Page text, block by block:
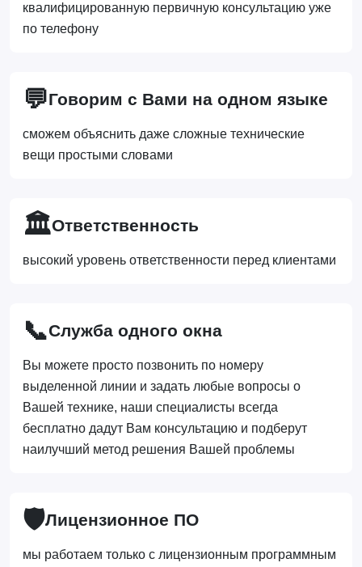
квалифицированную первичную консультацию уже
по телефону
💬Говорим с Вами на одном языке
сможем объяснить даже сложные технические
вещи простыми словами
🏛️Ответственность
высокий уровень ответственности перед клиентами
📞Служба одного окна
Вы можете просто позвонить по номеру
выделенной линии и задать любые вопросы о
Вашей технике, наши специалисты всегда
бесплатно дадут Вам консультацию и подберут
наилучший метод решения Вашей проблемы
🛡️Лицензионное ПО
мы работаем только с лицензионным программным